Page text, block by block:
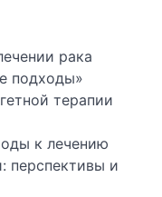
рака
подходы»
терапии
к лечению
перспективы и